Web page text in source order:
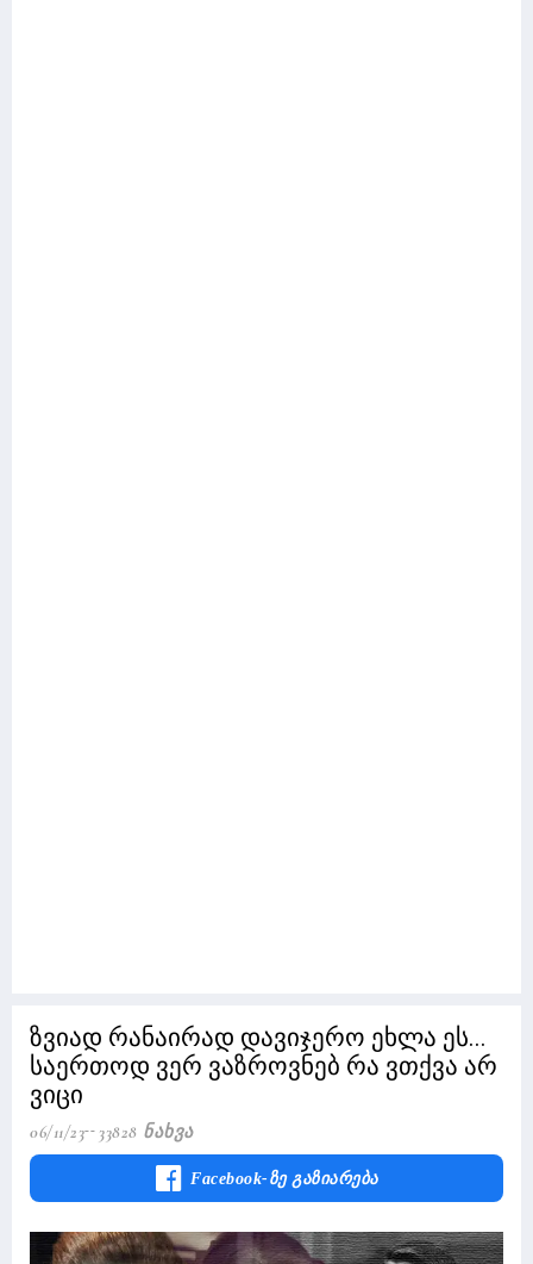
ზვიად რანაირად დავიჯერო ეხლა ეს...
საერთოდ ვერ ვაზროვნებ რა ვთქვა არ
ვიცი
06/11/23 33828 Ნახვა
Facebook-Ზე Გაზიარება